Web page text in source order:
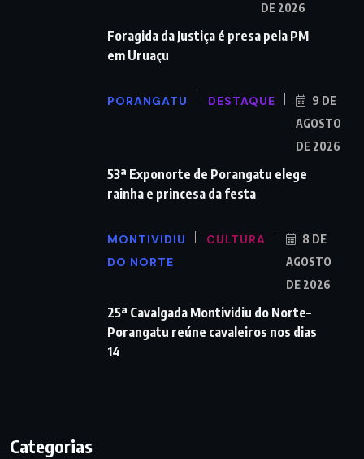
DE 2026
Foragida da Justiça é presa pela PM
em Uruaçu
PORANGATU DESTAQUE
9 DE
AGOSTO
DE 2026
53ª Exponorte de Porangatu elege
rainha e princesa da festa
MONTIVIDIU
DO NORTE
CULTURA
8 DE
AGOSTO
DE 2026
25ª Cavalgada Montividiu do Norte–
Porangatu reúne cavaleiros nos dias
14
Categorias